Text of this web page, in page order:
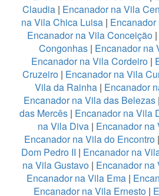
Claudia| Encanador na Vila
na Vila Chica Luisa |
Encanador na Vila Conceição|
Congonhas | Encanador na
Encanador na Vila Cordeiro |
Cruzeiro | Encanador na Vila
Vila da Rainha | Encanador
Encanador na Vila das Belezas |
das Mercês | Encanador na Vila
na Vila Diva | Encanador na
Encanador na Vila do Encontro |
Dom Pedro II | Encanador na
na Vila Gustavo | Encanador na
Encanador na Vila Ema |
Encanador na Vila Ernesto|